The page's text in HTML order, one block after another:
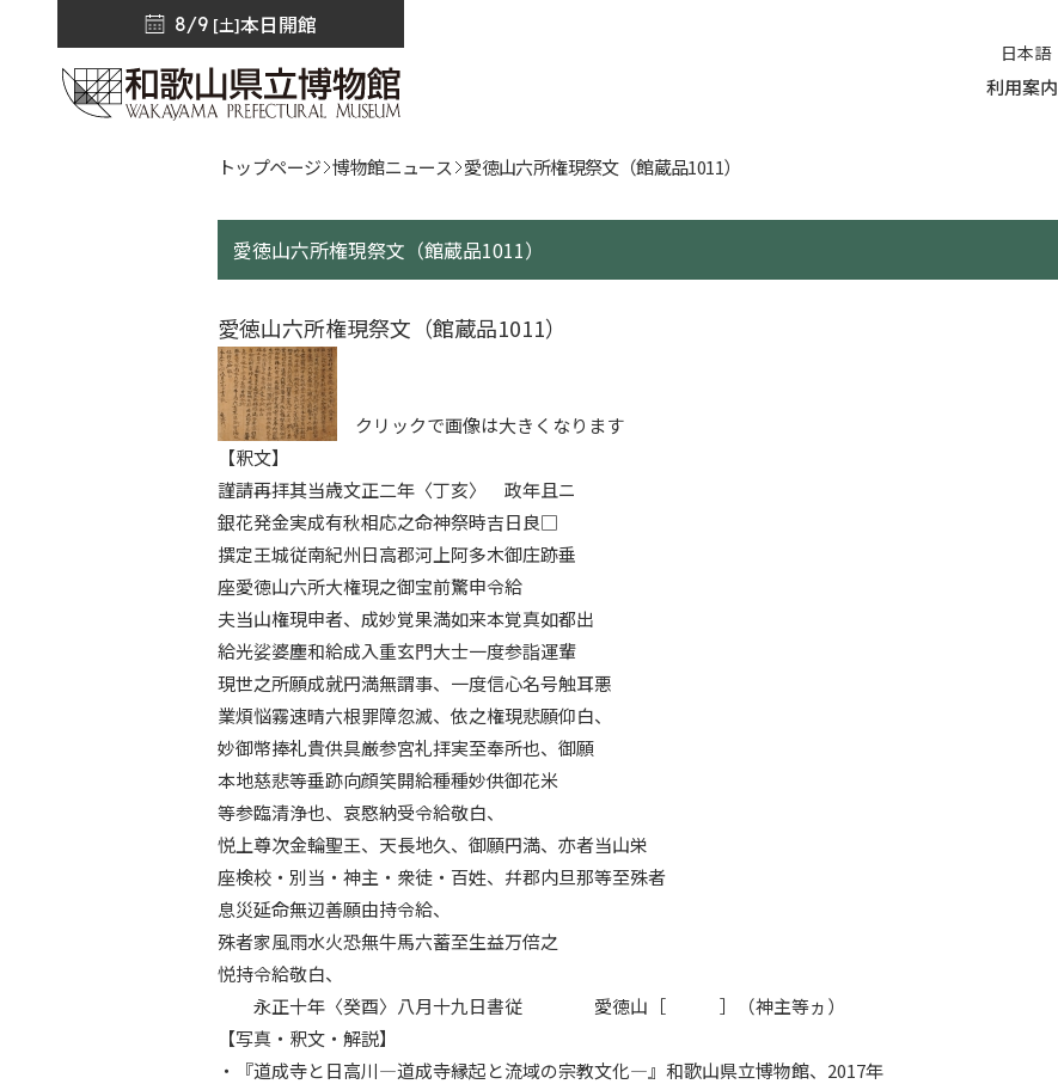
8/9 [土]本日開館
日本語
利用案内
トップページ 博物館ニュース 愛徳山六所権現祭文（館蔵品1011）
愛徳山六所権現祭文（館蔵品1011）
愛徳山六所権現祭文（館蔵品1011）
クリックで画像は大きくなります
【釈文】
謹請再拝其当歳文正二年〈丁亥〉 政年且ニ
銀花発金実成有秋相応之命神祭時吉日良□
撰定王城従南紀州日高郡河上阿多木御庄跡垂
座愛徳山六所大権現之御宝前驚申令給
夫当山権現申者、成妙覚果満如来本覚真如都出
給光娑婆塵和給成入重玄門大士一度参詣運輩
現世之所願成就円満無謂事、一度信心名号触耳悪
業煩悩霧速晴六根罪障忽滅、依之権現悲願仰白、
妙御幣捧礼貴供具厳参宮礼拝実至奉所也、御願
本地慈悲等垂跡向顔笑開給種種妙供御花米
等参臨清浄也、哀愍納受令給敬白、
悦上尊次金輪聖王、天長地久、御願円満、亦者当山栄
座検校・別当・神主・衆徒・百姓、幷郡内旦那等至殊者
息災延命無辺善願由持令給、
殊者家風雨水火恐無牛馬六蓄至生益万倍之
悦持令給敬白、
永正十年〈癸酉〉八月十九日書従 愛徳山［ ］（神主等ヵ）
【写真・釈文・解説】
・『道成寺と日高川―道成寺縁起と流域の宗教文化―』和歌山県立博物館、2017年